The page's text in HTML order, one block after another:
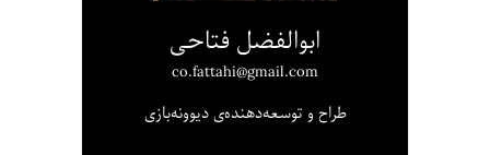
ابوالفضل فتاحی
co.fattahi@gmail.com
طراح و توسعه‌دهنده‌ی دیوونه‌بازی